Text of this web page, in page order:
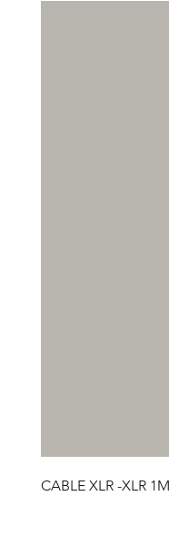
CABLE XLR -XLR